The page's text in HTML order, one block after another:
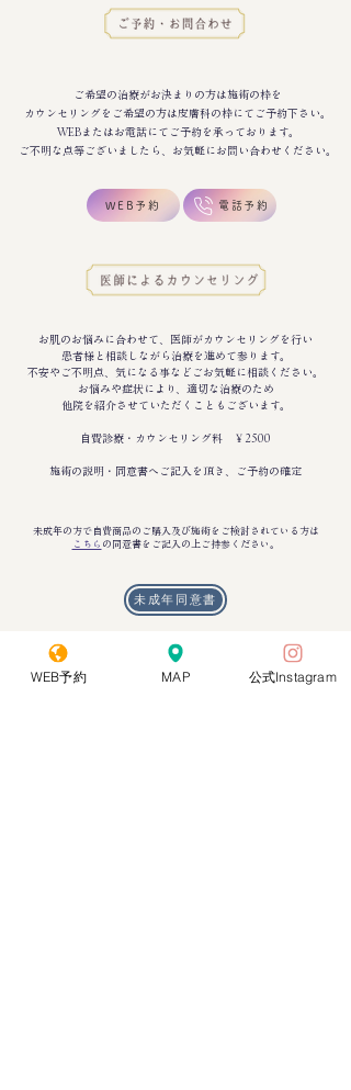
WEB予約 電話予約
お肌のお悩みに合わせて、医師がカウンセリングを行い
患者様と相談しながら治療を進めて参ります。
​不安やご不明点、気になる事などごお気軽に相談ください。
お悩みや症状により、適切な治療のため
他院を紹介させていただくこともございます。
​自費診療・カウンセリング料 ￥2500
施術の説明・同意書へご記入を頂き、ご予約の確定
未成年の方で自費商品のご購入及び施術をご検討されている方は
こちら の同意書をご記入の上ご持参ください。
未成年同意書
ご希望の治療がお決まりの方は施術の枠を
カウンセリングをご希望の方は皮膚科の枠にてご予約下さい。
WEBまたはお電話にてご予約を承っております。
​ご不明な点等ございましたら、お気軽にお問い合わせください。
WEB予約 MAP 公式Instagram